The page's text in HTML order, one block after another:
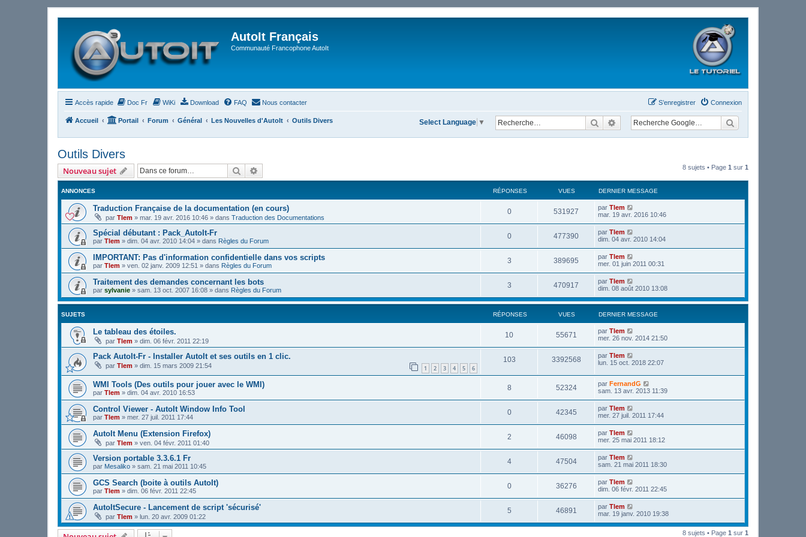
AutoIt Français
Communauté Francophone AutoIt
Accès rapide Doc Fr WiKi Download FAQ Nous contacter Connexion
S’enregistrer
Accueil Portail Forum Général Les Nouvelles d'AutoIt Outils Divers RechercherRecherche avancée
Select Language ▼
Outils Divers
Nouveau sujet Rechercher 8 sujets • Page 1 sur 1
ANNONCES RÉPONSES VUES DERNIER MESSAGE
Traduction Française de la documentation (en cours)
par Tlem » mar. 19 avr. 2016 10:46 » dans Traduction des Documentations
0 531927 par Tlem
mar. 19 avr. 2016 10:46
Spécial débutant : Pack_AutoIt-Fr
par Tlem » dim. 04 avr. 2010 14:04 » dans Règles du Forum
0 477390 par Tlem
dim. 04 avr. 2010 14:04
IMPORTANT: Pas d'information confidentielle dans vos scripts
par Tlem » ven. 02 janv. 2009 12:51 » dans Règles du Forum
3 389695 par Tlem
mer. 01 juin 2011 00:31
Traitement des demandes concernant les bots
par sylvanie » sam. 13 oct. 2007 16:08 » dans Règles du Forum
3 470917 par Tlem
dim. 08 août 2010 13:08
SUJETS RÉPONSES VUES DERNIER MESSAGE
Le tableau des étoiles.
par Tlem » dim. 06 févr. 2011 22:19
10 55671 par Tlem
mer. 26 nov. 2014 21:50
Pack AutoIt-Fr - Installer AutoIt et ses outils en 1 clic.
par Tlem » dim. 15 mars 2009 21:54 1 2 3 4 5 6
103 3392568 par Tlem
lun. 15 oct. 2018 22:07
WMI Tools (Des outils pour jouer avec le WMI)
par Tlem » dim. 04 avr. 2010 16:53
8 52324 par FernandG
sam. 13 avr. 2013 11:39
Control Viewer - AutoIt Window Info Tool
par Tlem » mer. 27 juil. 2011 17:44
0 42345 par Tlem
mer. 27 juil. 2011 17:44
AutoIt Menu (Extension Firefox)
par Tlem » ven. 04 févr. 2011 01:40
2 46098 par Tlem
mer. 25 mai 2011 18:12
Version portable 3.3.6.1 Fr
par Mesaliko » sam. 21 mai 2011 10:45
4 47504 par Tlem
sam. 21 mai 2011 18:30
GCS Search (boite à outils AutoIt)
par Tlem » dim. 06 févr. 2011 22:45
0 36276 par Tlem
dim. 06 févr. 2011 22:45
AutoItSecure - Lancement de script 'sécurisé'
par Tlem » lun. 20 avr. 2009 01:22
5 46891 par Tlem
mar. 19 janv. 2010 19:38
8 sujets • Page 1 sur 1